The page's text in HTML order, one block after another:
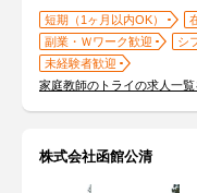
短期（1ヶ月以内OK）
副業・Ｗワーク歓迎
シ
未経験者歓迎
家庭教師のトライの求人一覧
株式会社函館公清